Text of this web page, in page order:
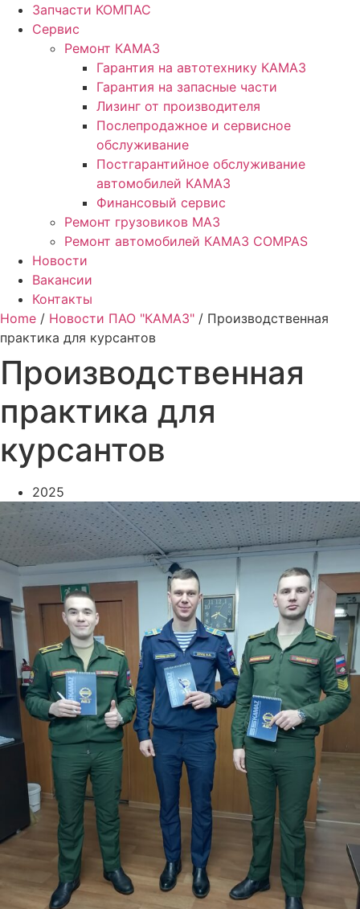
Запчасти КОМПАС
Сервис
Ремонт КАМАЗ
Гарантия на автотехнику КАМАЗ
Гарантия на запасные части
Лизинг от производителя
Послепродажное и сервисное
обслуживание
Постгарантийное обслуживание
автомобилей КАМАЗ
Финансовый сервис
Ремонт грузовиков МАЗ
Ремонт автомобилей КАМАЗ COMPAS
Новости
Вакансии
Контакты
Home / Новости ПАО "КАМАЗ" / Производственная
практика для курсантов
Производственная
практика для
курсантов
2025